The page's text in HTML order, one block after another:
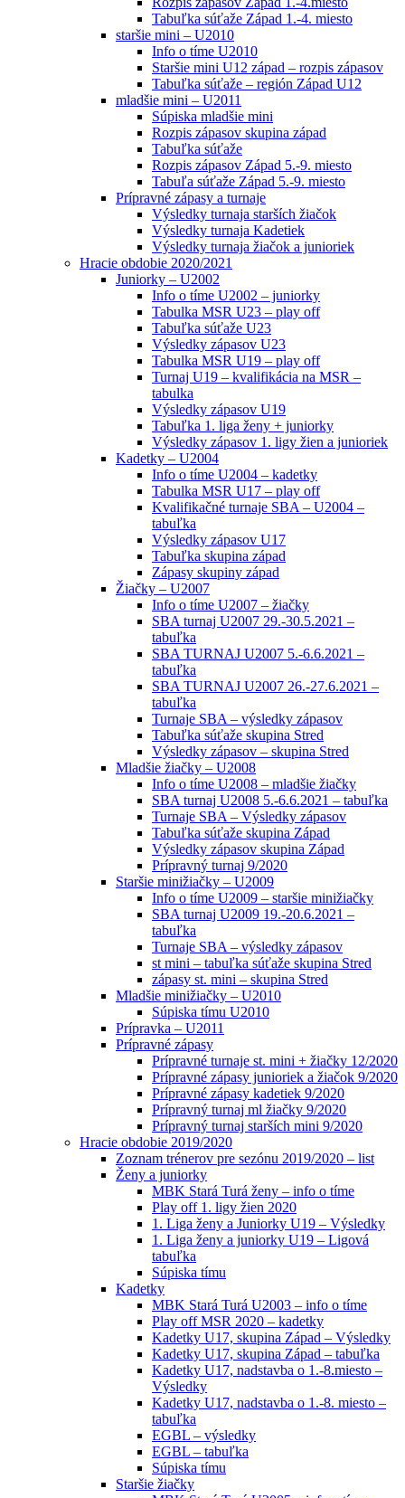
Tabuľka súťaže Západ 1.-4. miesto
staršie mini – U2010
Info o tíme U2010
Staršie mini U12 západ – rozpis zápasov
Tabuľka súťaže – región Západ U12
mladšie mini – U2011
Súpiska mladšie mini
Rozpis zápasov skupina západ
Tabuľka súťaže
Rozpis zápasov Západ 5.-9. miesto
Tabuľa súťaže Západ 5.-9. miesto
Prípravné zápasy a turnaje
Výsledky turnaja starších žiačok
Výsledky turnaja Kadetiek
Výsledky turnaja žiačok a junioriek
Hracie obdobie 2020/2021
Juniorky – U2002
Info o tíme U2002 – juniorky
Tabulka MSR U23 – play off
Tabuľka súťaže U23
Výsledky zápasov U23
Tabulka MSR U19 – play off
Turnaj U19 – kvalifikácia na MSR –
tabulka
Výsledky zápasov U19
Tabuľka 1. liga ženy + juniorky
Výsledky zápasov 1. ligy žien a junioriek
Kadetky – U2004
Info o tíme U2004 – kadetky
Tabulka MSR U17 – play off
Kvalifikačné turnaje SBA – U2004 –
tabuľka
Výsledky zápasov U17
Tabuľka skupina západ
Zápasy skupiny západ
Žiačky – U2007
Info o tíme U2007 – žiačky
SBA turnaj U2007 29.-30.5.2021 –
tabuľka
SBA TURNAJ U2007 5.-6.6.2021 –
tabuľka
SBA TURNAJ U2007 26.-27.6.2021 –
tabuľka
Turnaje SBA – výsledky zápasov
Tabuľka súťaže skupina Stred
Výsledky zápasov – skupina Stred
Mladšie žiačky – U2008
Info o tíme U2008 – mladšie žiačky
SBA turnaj U2008 5.-6.6.2021 – tabuľka
Turnaje SBA – Výsledky zápasov
Tabuľka súťaže skupina Západ
Výsledky zápasov skupina Západ
Prípravný turnaj 9/2020
Staršie minižiačky – U2009
Info o tíme U2009 – staršie minižiačky
SBA turnaj U2009 19.-20.6.2021 –
tabuľka
Turnaje SBA – výsledky zápasov
st mini – tabuľka súťaže skupina Stred
zápasy st. mini – skupina Stred
Mladšie minižiačky – U2010
Súpiska tímu U2010
Prípravka – U2011
Prípravné zápasy
Prípravné turnaje st. mini + žiačky 12/2020
Prípravné zápasy junioriek a žiačok 9/2020
Prípravné zápasy kadetiek 9/2020
Prípravný turnaj ml žiačky 9/2020
Prípravný turnaj starších mini 9/2020
Hracie obdobie 2019/2020
Zoznam trénerov pre sezónu 2019/2020 – list
Ženy a juniorky
MBK Stará Turá ženy – info o tíme
Play off 1. ligy žien 2020
1. Liga ženy a Juniorky U19 – Výsledky
1. Liga ženy a juniorky U19 – Ligová
tabuľka
Súpiska tímu
Kadetky
MBK Stará Turá U2003 – info o tíme
Play off MSR 2020 – kadetky
Kadetky U17, skupina Západ – Výsledky
Kadetky U17, skupina Západ – tabuľka
Kadetky U17, nadstavba o 1.-8.miesto –
Výsledky
Kadetky U17, nadstavba o 1.-8. miesto –
tabuľka
EGBL – výsledky
EGBL – tabuľka
Súpiska tímu
Staršie žiačky